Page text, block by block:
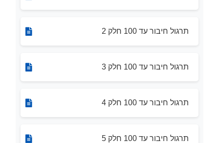
תרגול חיבור עד 100 חלק 2
תרגול חיבור עד 100 חלק 3
תרגול חיבור עד 100 חלק 4
תרגול חיבור עד 100 חלק 5